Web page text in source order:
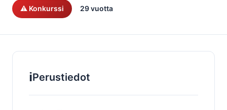
⚠️ Konkurssi 29 vuotta
ℹ️Perustiedot